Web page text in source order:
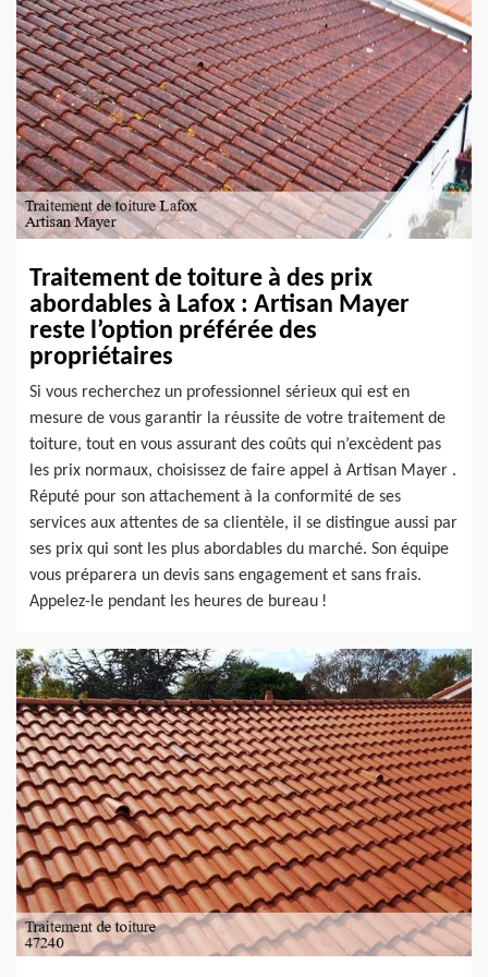
Traitement de toiture à des prix
abordables à Lafox : Artisan Mayer
reste l’option préférée des
propriétaires
Si vous recherchez un professionnel sérieux qui est en
mesure de vous garantir la réussite de votre traitement de
toiture, tout en vous assurant des coûts qui n’excèdent pas
les prix normaux, choisissez de faire appel à Artisan Mayer .
Réputé pour son attachement à la conformité de ses
services aux attentes de sa clientèle, il se distingue aussi par
ses prix qui sont les plus abordables du marché. Son équipe
vous préparera un devis sans engagement et sans frais.
Appelez-le pendant les heures de bureau !